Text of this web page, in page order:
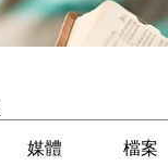
媒體 檔案